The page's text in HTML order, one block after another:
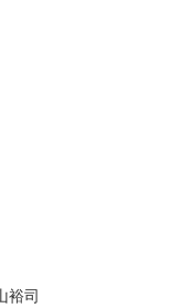
裕司